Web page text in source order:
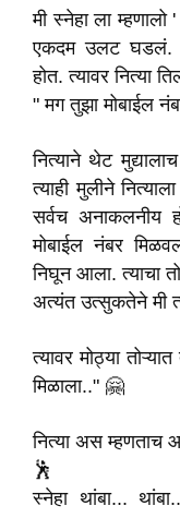
मी स्नेहा ला
एकदम उलट घडलं.
होत. त्यावर नित्या
" मग तुझा मोबाईल
नित्याने थेट
त्याही मुलीने
सर्वच अनाकलनीय
मोबाईल नंबर
निघून आला. त्याचा
अत्यंत उत्सुकतेने मी
त्यावर मोठ्या
मिळाला.." 🤗
नित्या अस म्हणताच
🕺
स्नेहा थांबा...